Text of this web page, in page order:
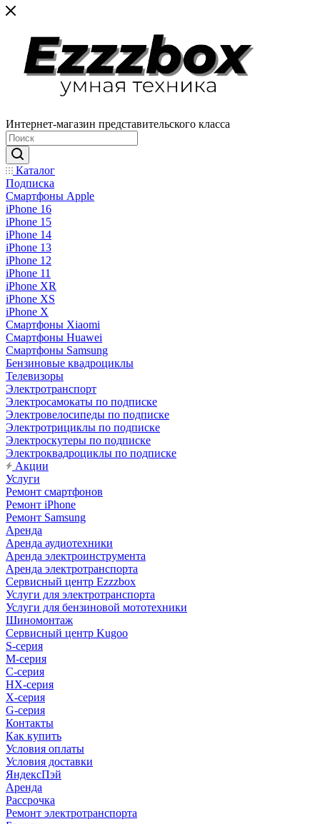
Интернет-магазин представительского класса
Каталог
Подписка
Смартфоны Apple
iPhone 16
iPhone 15
iPhone 14
iPhone 13
iPhone 12
iPhone 11
iPhone XR
iPhone XS
iPhone X
Смартфоны Xiaomi
Смартфоны Huawei
Смартфоны Samsung
Бензиновые квадроциклы
Телевизоры
Электротранспорт
Электросамокаты по подписке
Электровелосипеды по подписке
Электротрициклы по подписке
Электроскутеры по подписке
Электроквадроциклы по подписке
Акции
Услуги
Ремонт смартфонов
Ремонт iPhone
Ремонт Samsung
Аренда
Аренда аудиотехники
Аренда электроинструмента
Аренда электротранспорта
Сервисный центр Ezzzbox
Услуги для электротранспорта
Услуги для бензиновой мототехники
Шиномонтаж
Сервисный центр Kugoo
S-cерия
M-серия
С-серия
HX-серия
X-серия
G-серия
Контакты
Как купить
Условия оплаты
Условия доставки
ЯндексПэй
Аренда
Рассрочка
Ремонт электротранспорта